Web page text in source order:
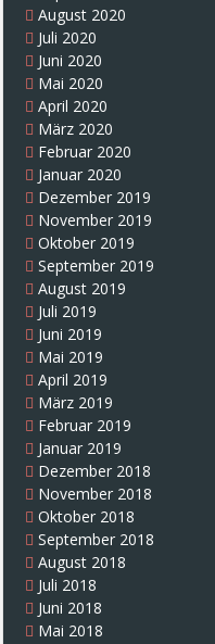
August 2020
Juli 2020
Juni 2020
Mai 2020
April 2020
März 2020
Februar 2020
Januar 2020
Dezember 2019
November 2019
Oktober 2019
September 2019
August 2019
Juli 2019
Juni 2019
Mai 2019
April 2019
März 2019
Februar 2019
Januar 2019
Dezember 2018
November 2018
Oktober 2018
September 2018
August 2018
Juli 2018
Juni 2018
Mai 2018